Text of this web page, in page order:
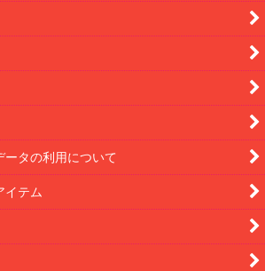
タの利用について
イテム